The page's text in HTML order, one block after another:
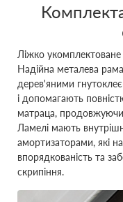
Ліжко
Надійна металева
дерев'яними
і допомагають
матраца, продовжуючи
Ламелі мають
амортизаторами, які
впорядкованість та
скрипіння.